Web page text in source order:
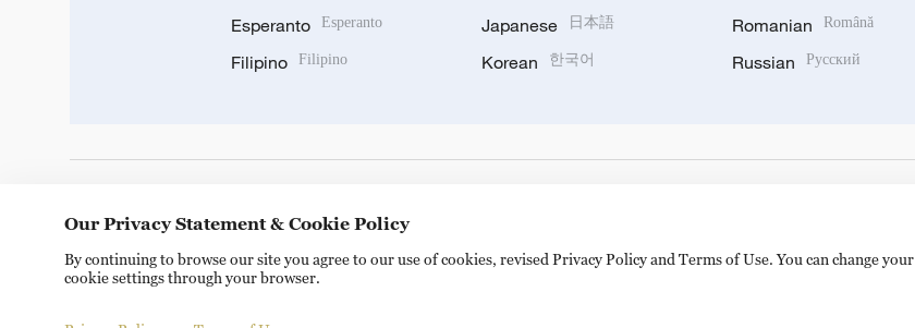
Esperanto Esperanto
Filipino Filipino
Japanese 日本語
Korean 한국어
Romanian Română
Russian Русский
Our Privacy Statement & Cookie Policy
By continuing to browse our site you agree to our use of cookies, revised Privacy Policy and Terms of Use. You can change your
cookie settings through your browser.